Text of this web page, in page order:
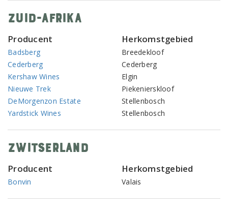
Zuid-Afrika
Producent Herkomstgebied
Badsberg
Breedekloof
Cederberg
Cederberg
Kershaw Wines
Elgin
Nieuwe Trek
Piekenierskloof
DeMorgenzon Estate
Stellenbosch
Yardstick Wines
Stellenbosch
Zwitserland
Producent Herkomstgebied
Bonvin Valais